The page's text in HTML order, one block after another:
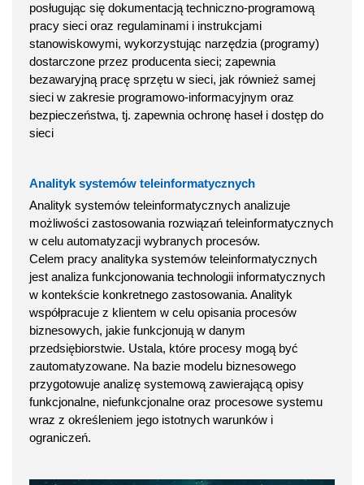
posługując się dokumentacją techniczno-programową
pracy sieci oraz regulaminami i instrukcjami
stanowiskowymi, wykorzystując narzędzia (programy)
dostarczone przez producenta sieci; zapewnia
bezawaryjną pracę sprzętu w sieci, jak również samej
sieci w zakresie programowo-informacyjnym oraz
bezpieczeństwa, tj. zapewnia ochronę haseł i dostęp do
sieci
Analityk systemów teleinformatycznych
Analityk systemów teleinformatycznych analizuje
możliwości zastosowania rozwiązań teleinformatycznych
w celu automatyzacji wybranych procesów.
Celem pracy analityka systemów teleinformatycznych
jest analiza funkcjonowania technologii informatycznych
w kontekście konkretnego zastosowania. Analityk
współpracuje z klientem w celu opisania procesów
biznesowych, jakie funkcjonują w danym
przedsiębiorstwie. Ustala, które procesy mogą być
zautomatyzowane. Na bazie modelu biznesowego
przygotowuje analizę systemową zawierającą opisy
funkcjonalne, niefunkcjonalne oraz procesowe systemu
wraz z określeniem jego istotnych warunków i
ograniczeń.